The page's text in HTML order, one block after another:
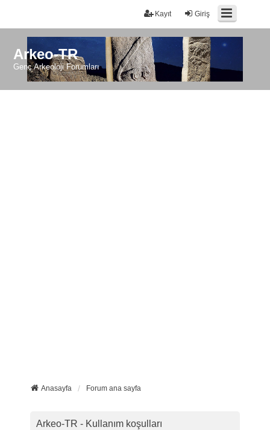
Giriş
Kayıt
Arkeo-TR
Genç Arkeoloji Forumları
Anasayfa Forum ana sayfa
Arkeo-TR - Kullanım koşulları